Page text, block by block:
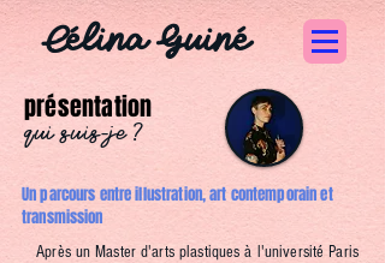
Célina Guiné
présentation
qui suis-je ?
Un parcours entre illustration, art contemporain et
transmission
Après un Master d'arts plastiques à l'université Paris